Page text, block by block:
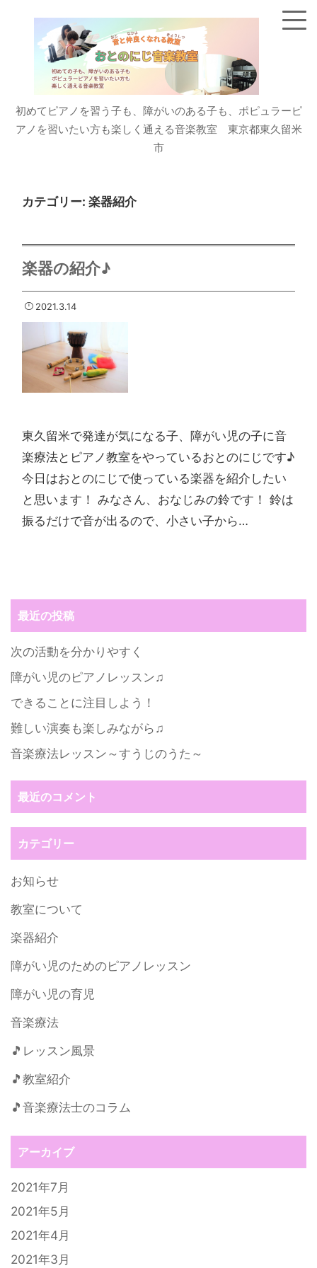
初めてピアノを習う子も、障がいのある子も、ポピュラーピ
アノを習いたい方も楽しく通える音楽教室 東京都東久留米
市
カテゴリー: 楽器紹介
楽器の紹介♪
2021.3.14
東久留米で発達が気になる子、障がい児の子に音
楽療法とピアノ教室をやっているおとのにじです♪
今日はおとのにじで使っている楽器を紹介したい
と思います！ みなさん、おなじみの鈴です！ 鈴は
振るだけで音が出るので、小さい子から…
最近の投稿
次の活動を分かりやすく
障がい児のピアノレッスン♫
できることに注目しよう！
難しい演奏も楽しみながら♫
音楽療法レッスン～すうじのうた～
最近のコメント
カテゴリー
お知らせ
教室について
楽器紹介
障がい児のためのピアノレッスン
障がい児の育児
音楽療法
🎵レッスン風景
🎵教室紹介
🎵音楽療法士のコラム
アーカイブ
2021年7月
2021年5月
2021年4月
2021年3月